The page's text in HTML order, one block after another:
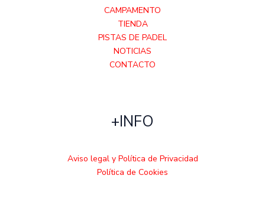
CAMPAMENTO
TIENDA
PISTAS DE PADEL
NOTICIAS
CONTACTO
+INFO
Aviso legal y Política de Privacidad
Política de Cookies